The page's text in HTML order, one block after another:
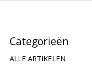
Categorieën
ALLE ARTIKELEN